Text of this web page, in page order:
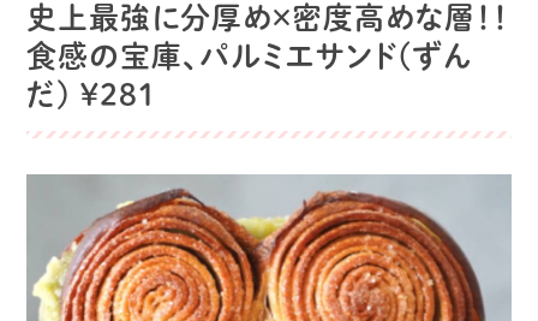
史上最強に分厚め×密度高めな層！！
食感の宝庫、パルミエサンド(ずん
だ) ¥281